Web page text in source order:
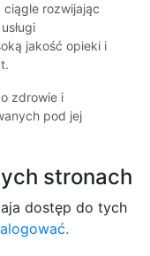
ciągle rozwijając
jakość opieki i
zdrowie i
pod jej
stronach
dostęp do tych